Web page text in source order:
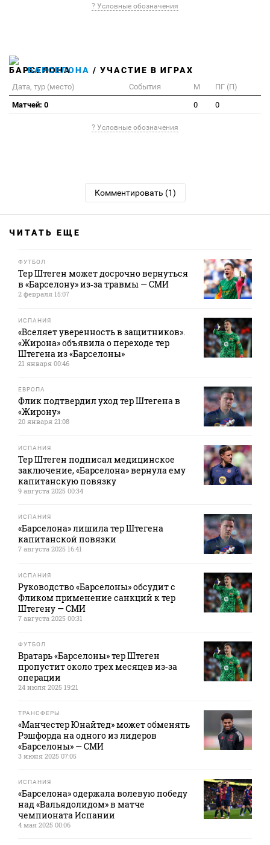
? Условные обозначения
БАРСЕЛОНА / УЧАСТИЕ В ИГРАХ
Дата, тур (место) События М
ПГ (П)
Матчей: 0
0 0
? Условные обозначения
Комментировать (1)
ЧИТАТЬ ЕЩЕ
ФУТБОЛ
Тер Штеген может досрочно вернуться
в «Барселону» из‑за травмы — СМИ
2 февраля 15:07
ИСПАНИЯ
«Вселяет уверенность в защитников».
«Жирона» объявила о переходе тер
Штегена из «Барселоны»
21 января 00:46
ЕВРОПА
Флик подтвердил уход тер Штегена в
«Жирону»
20 января 21:08
ИСПАНИЯ
Тер Штеген подписал медицинское
заключение, «Барселона» вернула ему
капитанскую повязку
9 августа 2025 00:34
ИСПАНИЯ
«Барселона» лишила тер Штегена
капитанской повязки
7 августа 2025 16:41
ИСПАНИЯ
Руководство «Барселоны» обсудит с
Фликом применение санкций к тер
Штегену — СМИ
7 августа 2025 00:31
ФУТБОЛ
Вратарь «Барселоны» тер Штеген
пропустит около трех месяцев из‑за
операции
24 июля 2025 19:21
ТРАНСФЕРЫ
«Манчестер Юнайтед» может обменять
Рэшфорда на одного из лидеров
«Барселоны» — СМИ
3 июня 2025 07:05
ИСПАНИЯ
«Барселона» одержала волевую победу
над «Вальядолидом» в матче
чемпионата Испании
4 мая 2025 00:06